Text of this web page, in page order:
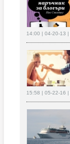
14:00 | 04-20-13 |
15:58 | 05-22-16 |